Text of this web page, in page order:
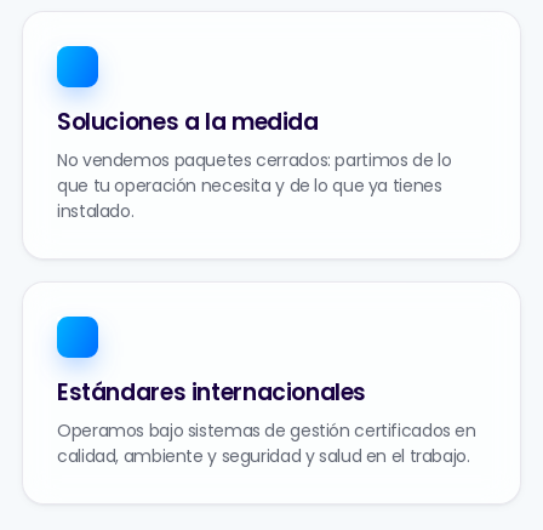
Soluciones a la medida
No vendemos paquetes cerrados: partimos de lo
que tu operación necesita y de lo que ya tienes
instalado.
Estándares internacionales
Operamos bajo sistemas de gestión certificados en
calidad, ambiente y seguridad y salud en el trabajo.